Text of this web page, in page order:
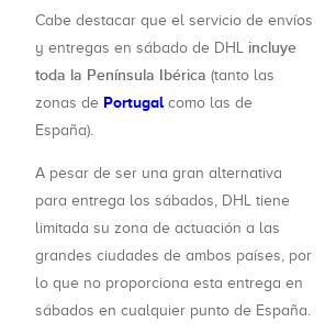
Cabe destacar que el servicio de envíos
y entregas en sábado de DHL incluye
toda la Península Ibérica (tanto las
zonas de Portugal como las de
España).
A pesar de ser una gran alternativa
para entrega los sábados, DHL tiene
limitada su zona de actuación a las
grandes ciudades de ambos países, por
lo que no proporciona esta entrega en
sábados en cualquier punto de España.